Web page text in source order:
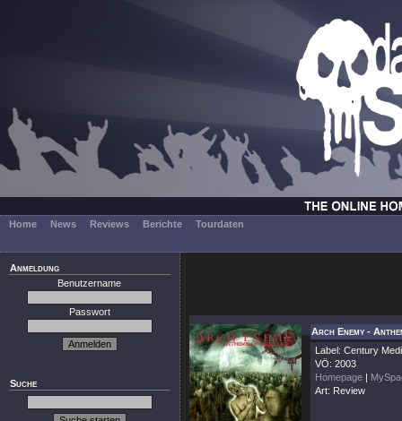
Home News Reviews Berichte Tourdaten
Anmeldung
Benutzername
Passwort
Suche
Arch Enemy -
Label: Century
VÖ: 2003
Homepage |
Art: Review